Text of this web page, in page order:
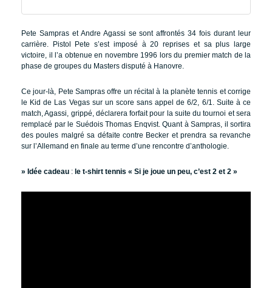
Pete Sampras et Andre Agassi se sont affrontés 34 fois durant leur
carrière. Pistol Pete s’est imposé à 20 reprises et sa plus large
victoire, il l’a obtenue en novembre 1996 lors du premier match de la
phase de groupes du Masters disputé à Hanovre.
Ce jour-là, Pete Sampras offre un récital à la planète tennis et corrige
le Kid de Las Vegas sur un score sans appel de 6/2, 6/1. Suite à ce
match, Agassi, grippé, déclarera forfait pour la suite du tournoi et sera
remplacé par le Suédois Thomas Enqvist. Quant à Sampras, il sortira
des poules malgré sa défaite contre Becker et prendra sa revanche
sur l’Allemand en finale au terme d’une rencontre d’anthologie.
» Idée cadeau : le t-shirt tennis « Si je joue un peu, c’est 2 et 2 »